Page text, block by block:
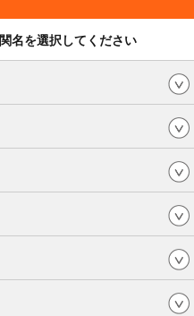
名を選択してください